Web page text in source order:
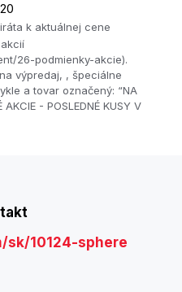
k aktuálnej cene
26-podmienky-akcie).
výpredaj, , špeciálne
a tovar označený: “NA
AKCIE - POSLEDNÉ KUSY V
sk/10124-sphere